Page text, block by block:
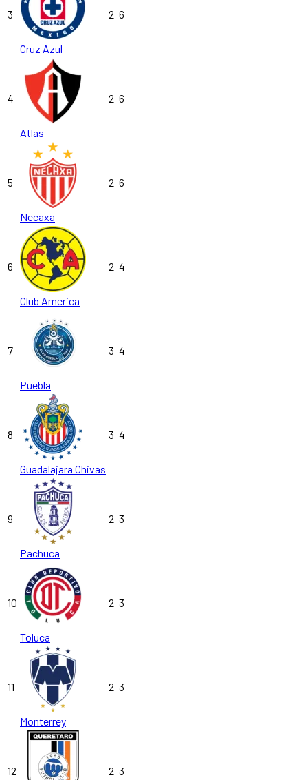
3
Cruz Azul
2 6
4
Atlas
2 6
5
Necaxa
2 6
6
Club America
2 4
7
Puebla
3 4
8
Guadalajara Chivas
3 4
9
Pachuca
2 3
10
Toluca
2 3
11
Monterrey
2 3
12 2 3